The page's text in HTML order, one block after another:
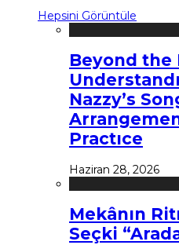
Hepsini Görüntüle
Beyond the
Nazzy’s
Practıce
Haziran 28, 2026
Mekânın
Seçki